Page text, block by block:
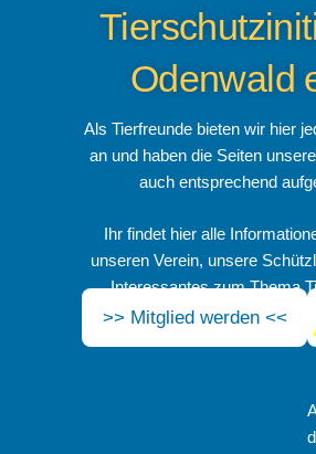
>> Mitglied werden <<
Odenwald
Als Tierfreunde bieten wir hier
an und haben die Seiten
auch entsprechend
Ihr findet hier alle
unseren Verein, unsere
Interessantes zum Thema